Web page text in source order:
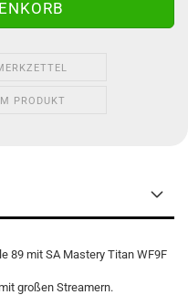
PRODUKT
89 mit SA Mastery Titan WF9F
großen Streamern.